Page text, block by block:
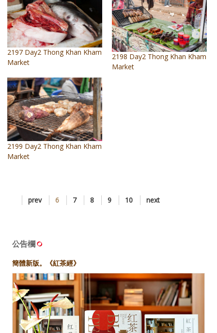
2197 Day2 Thong Khan Kham
Market
2198 Day2 Thong Khan Kham
Market
2199 Day2 Thong Khan Kham
Market
prev 6 7 8 9 10 next
公告欄
簡體新版。《紅茶經》